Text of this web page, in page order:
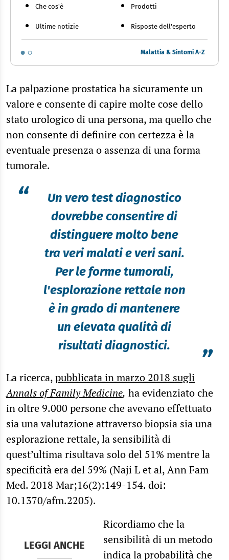
Che cos'è
Ultime notizie
Prodotti
Risposte dell'esperto
Malattia & Sintomi A-Z
La palpazione prostatica ha sicuramente un
valore e consente di capire molte cose dello
stato urologico di una persona, ma quello che
non consente di definire con certezza è la
eventuale presenza o assenza di una forma
tumorale.
“
Un vero test diagnostico
dovrebbe consentire di
distinguere molto bene
tra veri malati e veri sani.
Per le forme tumorali,
l'esplorazione rettale non
è in grado di mantenere
un elevata qualità di
risultati diagnostici.
”
La ricerca,pubblicata in marzo 2018 sugli
Annals of Family Medicine, ha evidenziato che
in oltre 9.000 persone che avevano effettuato
sia una valutazione attraverso biopsia sia una
esplorazione rettale, la sensibilità di
quest’ultima risultava solo del 51% mentre la
specificità era del 59% (Naji L et al, Ann Fam
Med. 2018 Mar;16(2):149-154. doi:
10.1370/afm.2205).
LEGGI ANCHE
Ricordiamo che la
sensibilità di un metodo
indica la probabilità che